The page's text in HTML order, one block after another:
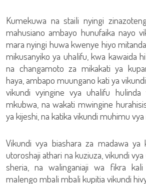
Kumekuwa na staili nyingi
mahusiano ambayo hunufaika nayo
mara nyingi huwa kwenye hiyo
mikusanyiko ya uhalifu, kwa kawaida
na changamoto za mikakati ya
haya, ambapo muungano kati ya
vikundi vyingine vya uhalifu hulinda
mkubwa, na wakati mwingine
ya kijeshi, na katika vikundi muhimu
Vikundi vya biashara za madawa ya
utoroshaji athari na kuziuza, vikundi
sheria, na walinganiaji wa fikra
malengo mbali mbali kupitia vikundi